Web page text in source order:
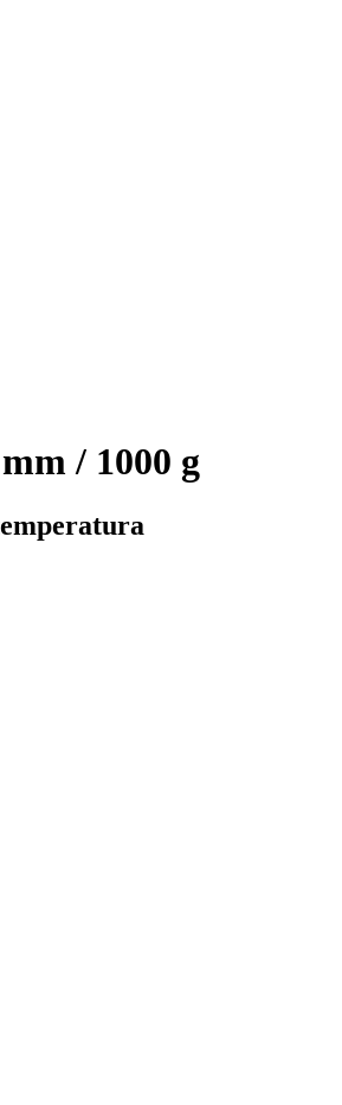
/ 1000 g